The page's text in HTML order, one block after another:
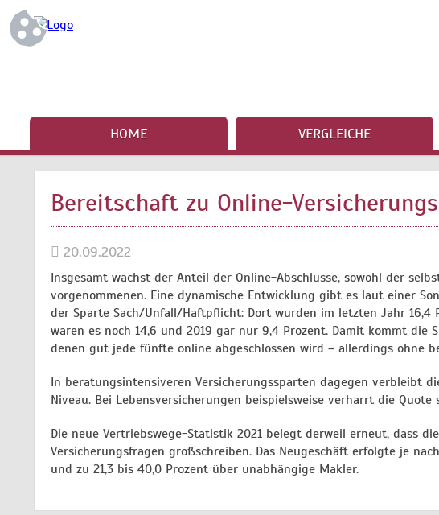
HOME VERGLEICHE
Bereitschaft zu Online-
20.09.2022
Insgesamt wächst der Anteil der Online-Abschlüsse, sowohl der
vorgenommenen. Eine dynamische Entwicklung gibt es laut einer
der Sparte Sach/Unfall/Haftpflicht: Dort wurden im letzten Jahr
waren es noch 14,6 und 2019 gar nur 9,4 Prozent. Damit kommt die
denen gut jede fünfte online abgeschlossen wird – allerdings ohne
In beratungsintensiveren Versicherungssparten dagegen verbleibt
Niveau. Bei Lebensversicherungen beispielsweise verharrt die
Die neue Vertriebswege-Statistik 2021 belegt derweil erneut, dass
Versicherungsfragen großschreiben. Das Neugeschäft erfolgte je
und zu 21,3 bis 40,0 Prozent über unabhängige Makler.